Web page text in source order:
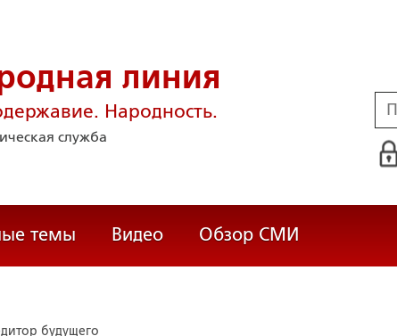
линия
Народность.
служба
темы Видео Обзор СМИ
будущего